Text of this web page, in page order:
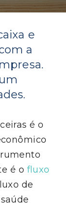
e
a
é o
é o fluxo
de